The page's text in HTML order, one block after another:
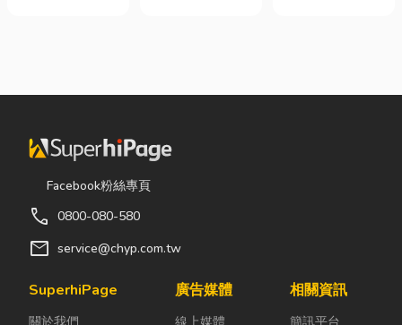
的硬體運算平
業業主在導入
自動化或升級
智慧工廠時，
般的家用或商
用桌機湊合。
機無法應付高
同步規劃空氣
不到的地方持
間： 精品包、
藏最怕潮濕，
候？」、「七
著生活節奏加
Facebook粉絲專頁
call 0800-080-580
mail service@chyp.com.tw
SuperhiPage
關於我們
廣告媒體
線上媒體
相關資訊
簡訊平台